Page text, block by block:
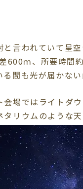
と言われていて星
600ｍ、所要時間
る間も光が届かな
会場ではライトダ
リウムのような